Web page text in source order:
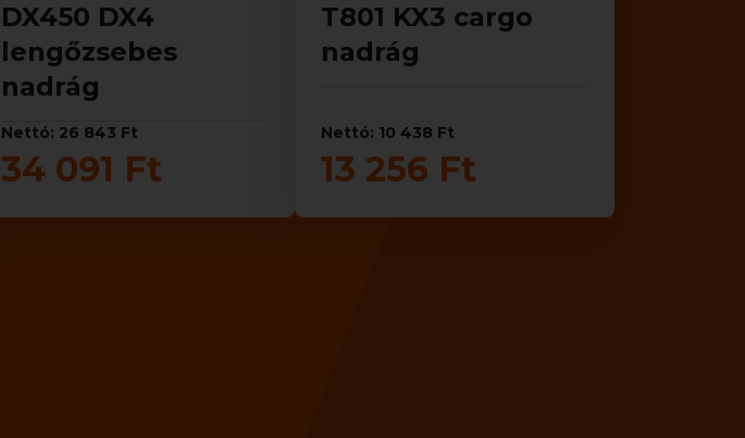
DX450 DX4
lengőzsebes
nadrág
Nettó: 26 843 Ft
34 091 Ft
T801 KX3 cargo
nadrág
Nettó: 10 438 Ft
13 256 Ft